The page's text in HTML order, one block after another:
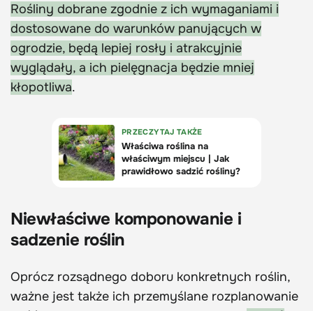
Rośliny dobrane zgodnie z ich wymaganiami i
dostosowane do warunków panujących w
ogrodzie, będą lepiej rosły i atrakcyjnie
wyglądały, a ich pielęgnacja będzie mniej
kłopotliwa.
Niewłaściwe komponowanie i
sadzenie roślin
Oprócz rozsądnego doboru konkretnych roślin,
ważne jest także ich przemyślane rozplanowanie